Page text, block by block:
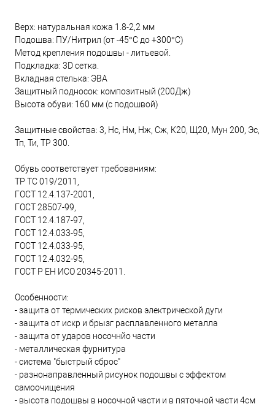
Верх: натуральная кожа 1.8-2,2 мм
Подошва: ПУ/Нитрил (от -45°С до +300°С)
Метод крепления подошвы - литьевой.
Подкладка: 3D сетка.
Вкладная стелька: ЭВА
Защитный подносок: композитный (200Дж)
Высота обуви: 160 мм (с подошвой)
Защитные свойства: 3, Нс, Нм, Нж, Сж, К20, Щ20, Мун 200, Эс,
Тп, Ти, ТР 300.
Обувь соответствует требованиям:
ТР ТС 019/2011,
ГОСТ 12.4.137-2001,
ГОСТ 28507-99,
ГОСТ 12.4.187-97,
ГОСТ 12.4.033-95,
ГОСТ 12.4.033-95,
ГОСТ 12.4.032-95,
ГОСТ Р ЕН ИСО 20345-2011.
Особенности:
- защита от термических рисков электрической дуги
- защита от искр и брызг расплавленного металла
- защита от ударов носочнйо части
- металлическая фурнитура
- система "быстрый сброс"
- разнонаправленный рисунок подошвы с эффектом
самоочищения
- высота подошвы в носочной части и в пяточной части 4см